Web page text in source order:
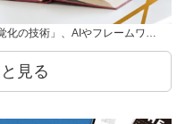
化の技術」、AIやフレームワ…
見る